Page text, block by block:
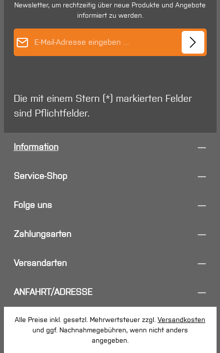
Newsletter, um rechtzeitig über neue Produkte und Angebote
informiert zu werden.
Die mit einem Stern (*) markierten Felder
sind Pflichtfelder.
Information
Service-Shop
Folge uns
Zahlungsarten
Versandarten
ANFAHRT/ADRESSE
Alle Preise inkl. gesetzl. Mehrwertsteuer zzgl. Versandkosten
und ggf. Nachnahmegebühren, wenn nicht anders
angegeben.